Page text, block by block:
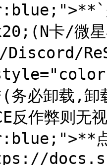
卡/微星
Discord/
必卸载,卸
反作弊则
点击